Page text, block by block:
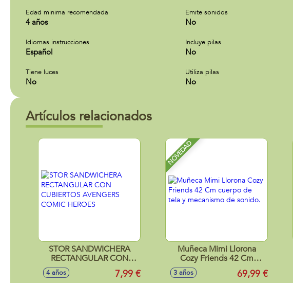
Edad minima recomendada
4 años
Emite sonidos
No
Idiomas instrucciones
Español
Incluye pilas
No
Tiene luces
No
Utiliza pilas
No
Artículos relacionados
STOR SANDWICHERA
RECTANGULAR CON
CUBIERTOS AVENGERS
COMIC HEROES
4 años 7,99 €
NOVEDAD
Muñeca Mimi Llorona
Cozy Friends 42 Cm
cuerpo de tela y
mecanismo de sonido.
3 años 69,99 €